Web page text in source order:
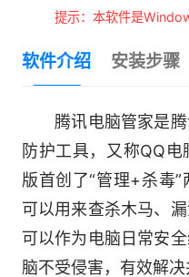
提示：本软件是
软件介绍 安装步骤
腾讯电脑管家是腾
防护工具，又称QQ
版首创了“管理+杀毒
可以用来查杀木马、
可以作为电脑日常安
脑不受侵害，有效解决